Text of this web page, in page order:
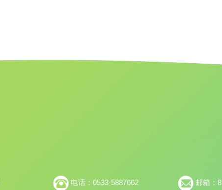
电话：0533-5887662 邮箱：